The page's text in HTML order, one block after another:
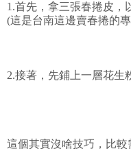
1.首先，拿三張春捲皮，
(這是台南這邊賣春捲的
2.接著，先鋪上一層花生
這個其實沒啥技巧，比